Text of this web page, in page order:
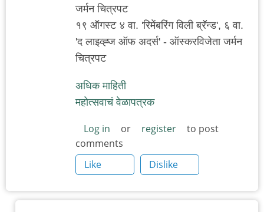
जर्मन चित्रपट
१९ ऑगस्ट ४ वा. 'रिमेंबरिंग विली ब्रॅन्ड', ६ वा.
'द लाइव्ह्ज ऑफ अदर्स' - ऑस्करविजेता जर्मन
चित्रपट
अधिक माहिती
महोत्सवाचं वेळापत्रक
Log in or register
to post
comments
Like
Dislike